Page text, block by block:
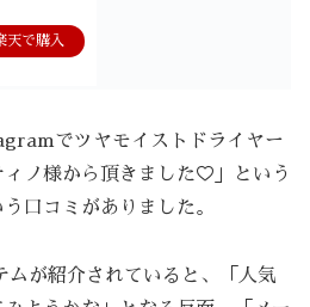
天で購入
でツヤモイストドライヤー
ィノ様から頂きました♡」という
口コミがありました。
が紹介されていると、「人気